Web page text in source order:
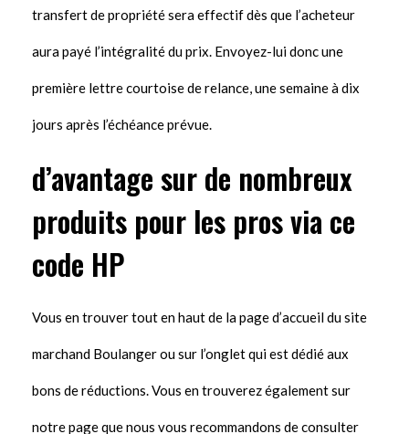
transfert de propriété sera effectif dès que l’acheteur
aura payé l’intégralité du prix. Envoyez-lui donc une
première lettre courtoise de relance, une semaine à dix
jours après l’échéance pré­vue.
d’avantage sur de nombreux
produits pour les pros via ce
code HP
Vous en trouver tout en haut de la page d’accueil du site
marchand Boulanger ou sur l’onglet qui est dédié aux
bons de réductions. Vous en trouverez également sur
notre page que nous vous recommandons de consulter